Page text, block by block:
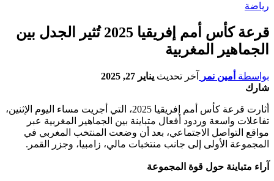
رياضة
قرعة كأس أمم إفريقيا 2025 تُثير الجدل بين
الجماهير المغربية
بواسطة أمين نمر آخر تحديث يناير 27, 2025
شارك
أثارت قرعة كأس أمم إفريقيا 2025، التي أجريت مساء اليوم الإثنين،
تفاعلات واسعة وردود أفعال متباينة بين الجماهير المغربية عبر
مواقع التواصل الاجتماعي، بعد أن وضعت المنتخب المغربي في
المجموعة الأولى إلى جانب منتخبات مالي، زامبيا، وجزر القمر.
آراء متباينة حول قوة المجموعة